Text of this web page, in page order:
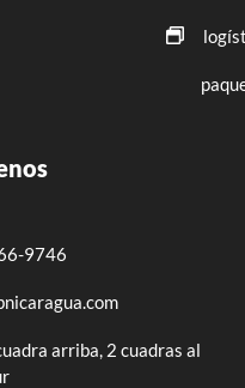
9746
arriba, 2 cuadras al